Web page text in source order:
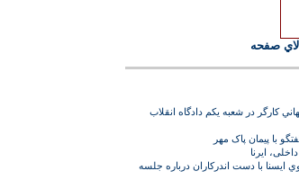
صفحه
كارگر در شعبه يكم دادگاه انقلاب
ايسنا با دست اندرکاران درباره جلسه